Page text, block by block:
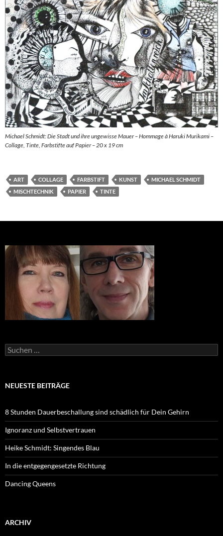
Michael Schmidt: Die Stadt und ihre ungewisse Mauer – Hommage à Haruki Murikami –
Collage, Tinte, Farbstifte auf Papier – 20 x 19 cm
ART COLLAGE FARBSTIFT KUNST
MICHAEL SCHMIDT
MISCHTECHNIK
PAPIER TINTE
Suchen
nach:
NEUESTE BEITRÄGE
8 Stunden Dauerbeschallung sind schädlich für Dein Gehirn
Ignoranz und Selbstvertrauen
Heike Schmidt: Singendes Blau
In die entgegengesetzte Richtung
Dancing Queens
ARCHIV